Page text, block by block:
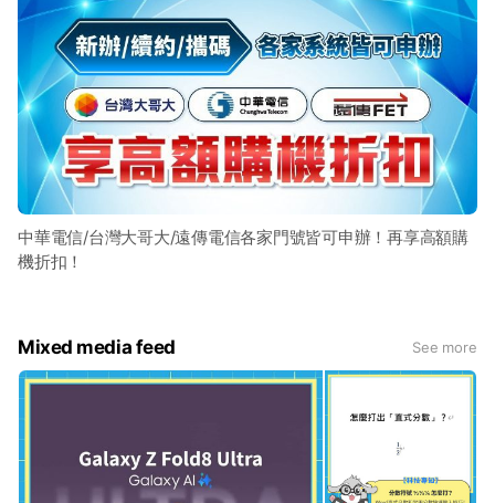
中華電信/台灣大哥大/遠傳電信各家門號皆可申辦！再享高額購
機折扣！
Mixed media feed See more